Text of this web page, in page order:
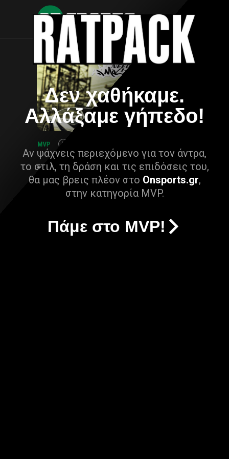
Δεν χαθήκαμε.
Αλλάξαμε γήπεδο!
Αν ψάχνεις περιεχόμενο για τον άντρα,
το στιλ, τη δράση και τις επιδόσεις του,
θα μας βρεις πλέον στο Onsports.gr,
στην κατηγορία MVP.
Πάμε στο MVP!